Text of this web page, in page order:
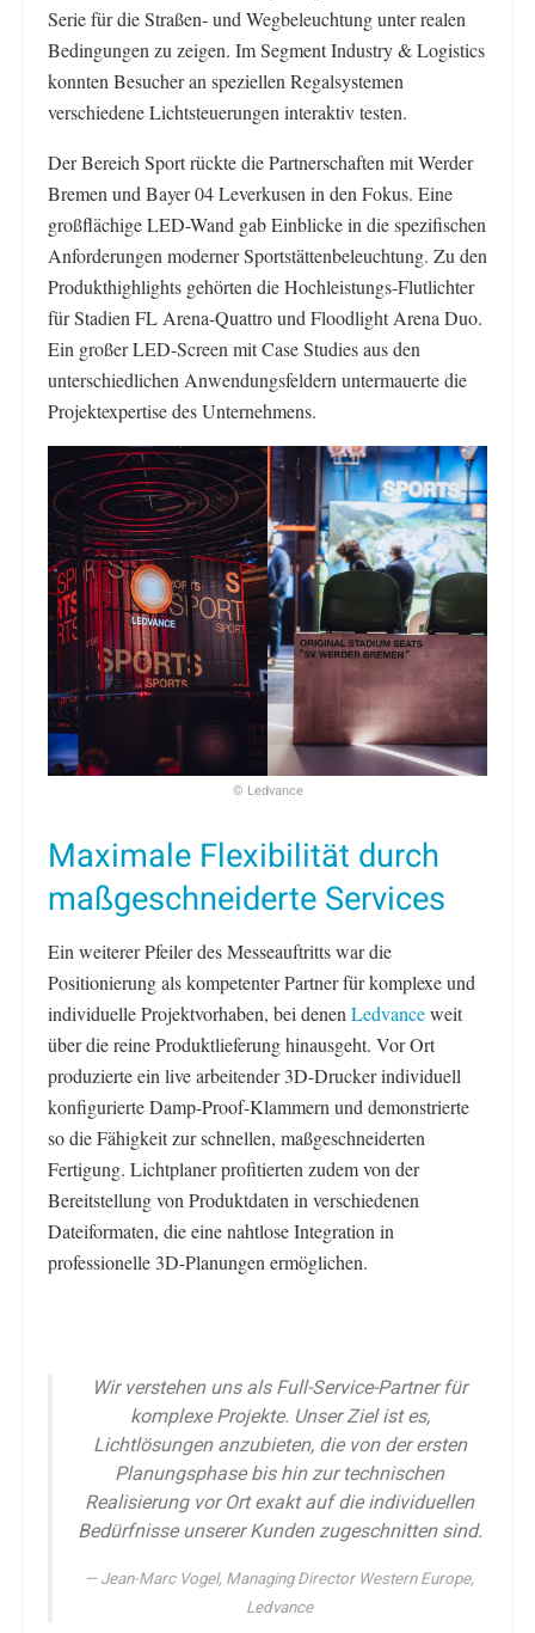
Serie für die Straßen- und Wegbeleuchtung unter realen
Bedingungen zu zeigen. Im Segment Industry & Logistics
konnten Besucher an speziellen Regalsystemen
verschiedene Lichtsteuerungen interaktiv testen.
Der Bereich Sport rückte die Partnerschaften mit Werder
Bremen und Bayer 04 Leverkusen in den Fokus. Eine
großflächige LED-Wand gab Einblicke in die spezifischen
Anforderungen moderner Sportstättenbeleuchtung. Zu den
Produkthighlights gehörten die Hochleistungs-Flutlichter
für Stadien FL Arena-Quattro und Floodlight Arena Duo.
Ein großer LED-Screen mit Case Studies aus den
unterschiedlichen Anwendungsfeldern untermauerte die
Projektexpertise des Unternehmens.
© Ledvance
Maximale Flexibilität durch
maßgeschneiderte Services
Ein weiterer Pfeiler des Messeauftritts war die
Positionierung als kompetenter Partner für komplexe und
individuelle Projektvorhaben, bei denen Ledvanceweit
über die reine Produktlieferung hinausgeht. Vor Ort
produzierte ein live arbeitender 3D-Drucker individuell
konfigurierte Damp-Proof-Klammern und demonstrierte
so die Fähigkeit zur schnellen, maßgeschneiderten
Fertigung. Lichtplaner profitierten zudem von der
Bereitstellung von Produktdaten in verschiedenen
Dateiformaten, die eine nahtlose Integration in
professionelle 3D-Planungen ermöglichen.
Wir verstehen uns als Full-Service-Partner für
komplexe Projekte. Unser Ziel ist es,
Lichtlösungen anzubieten, die von der ersten
Planungsphase bis hin zur technischen
Realisierung vor Ort exakt auf die individuellen
Bedürfnisse unserer Kunden zugeschnitten sind.
Jean-Marc Vogel, Managing Director Western Europe,
Ledvance